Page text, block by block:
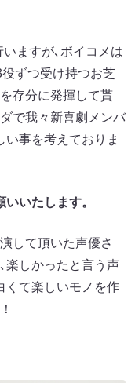
ますが､ボイコメは
ずつ受け持つお芝
存分に発揮して貰
で我々新喜劇メンバ
事を考えておりま
いたします。
して頂いた声優さ
楽しかったと言う声
くて楽しいモノを作